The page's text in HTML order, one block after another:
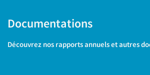
Documentations
Découvrez nos rapports annuels et autres